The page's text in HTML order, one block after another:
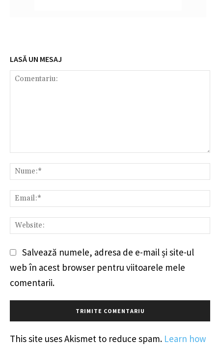
LASĂ UN MESAJ
Salvează numele, adresa de e-mail și site-ul
web în acest browser pentru viitoarele mele
comentarii.
This site uses Akismet to reduce spam. Learn how